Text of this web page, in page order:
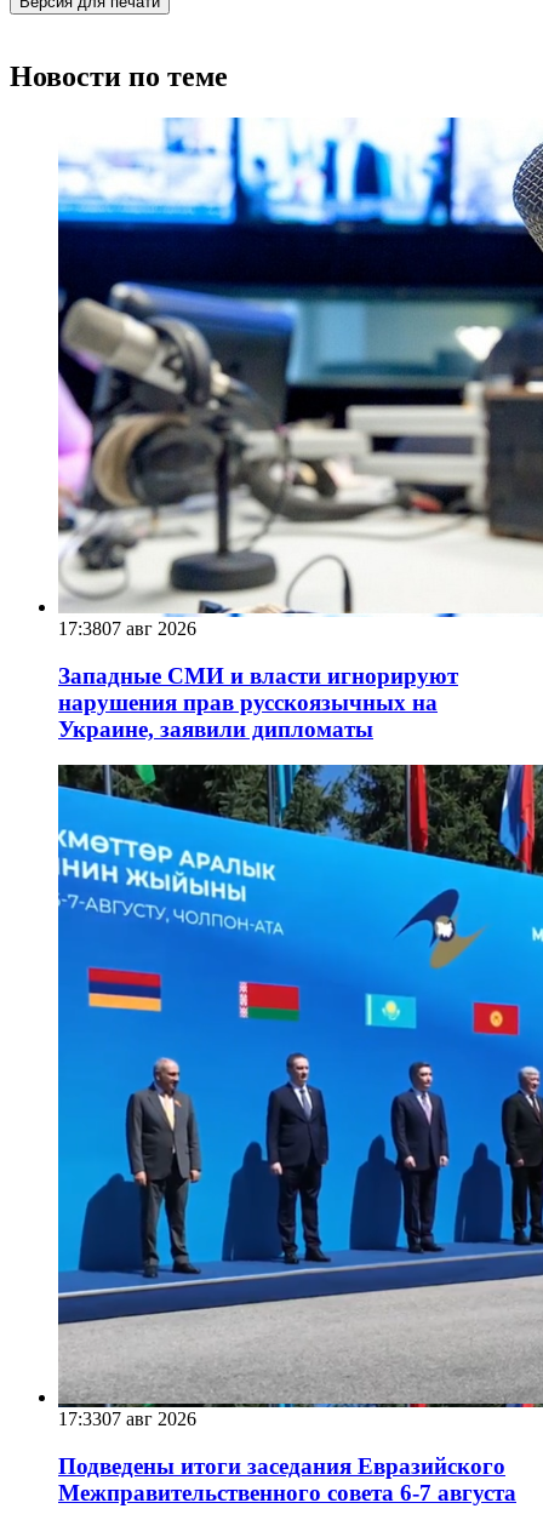
Новости по теме
17:3807 авг 2026
Западные СМИ и власти игнорируют
нарушения прав русскоязычных на
Украине, заявили дипломаты
17:3307 авг 2026
Подведены итоги заседания Евразийского
Межправительственного совета 6-7 августа